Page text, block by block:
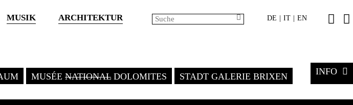
MUSIK ARCHITEKTUR DE IT EN
MUSÉE NATIONAL DOLOMITES STADT GALERIE BRIXEN INFO